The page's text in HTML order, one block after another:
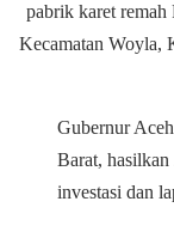
pabrik karet
Kecamatan Woyla,
Gubernur
Barat,
investasi dan